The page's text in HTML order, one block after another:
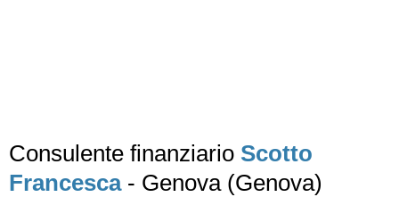
Consulente finanziario Scotto
Francesca- Genova (Genova)